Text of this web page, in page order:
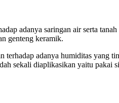
adanya saringan air serta
genteng keramik.
adanya humiditas yang
sekali diaplikasikan yaitu